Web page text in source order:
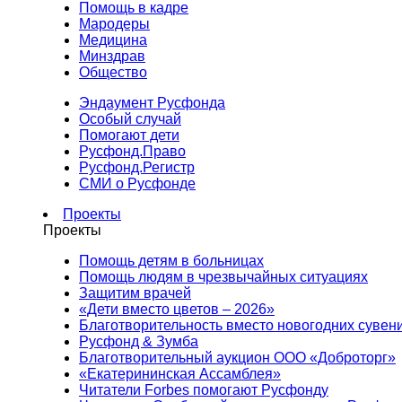
Помощь в кадре
Мародеры
Медицина
Минздрав
Общество
Эндаумент Русфонда
Особый случай
Помогают дети
Русфонд.Право
Русфонд.Регистр
СМИ о Русфонде
Проекты
Проекты
Помощь детям в больницах
Помощь людям в чрезвычайных ситуациях
Защитим врачей
«Дети вместо цветов – 2026»
Благотворительность вместо новогодних
Русфонд & Зумба
Благотворительный аукцион ООО «Доброторг»
«Екатерининская Ассамблея»
Читатели Forbes помогают Русфонду